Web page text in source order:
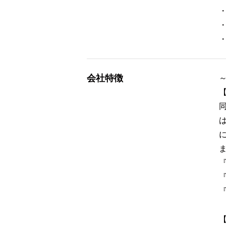
会社特徴